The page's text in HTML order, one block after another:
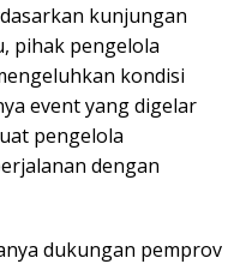
kunjungan
pihak pengelola
kondisi
event yang digelar
pengelola
dengan
dukungan pemprov